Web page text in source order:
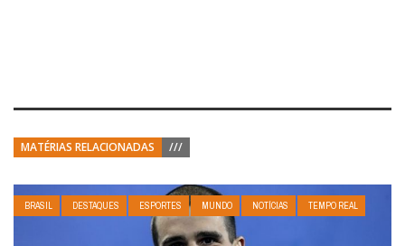
MATÉRIAS RELACIONADAS ///
BRASIL DESTAQUES ESPORTES MUNDO NOTÍCIAS TEMPO REAL